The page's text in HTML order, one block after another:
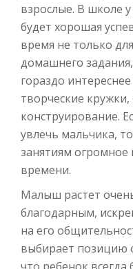
взрослые. В школе
будет хорошая
время не только
домашнего
гораздо
творческие
конструирование.
увлечь мальчика,
занятиям огромное
времени.
Малыш растет
благодарным,
на его
выбирает позицию